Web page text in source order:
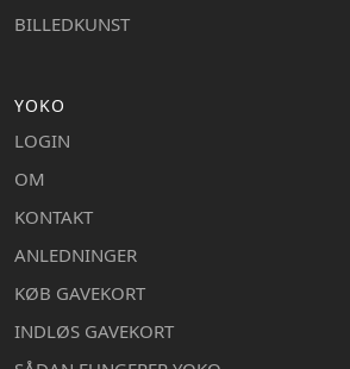
BILLEDKUNST
YOKO
LOGIN
OM
KONTAKT
ANLEDNINGER
KØB GAVEKORT
INDLØS GAVEKORT